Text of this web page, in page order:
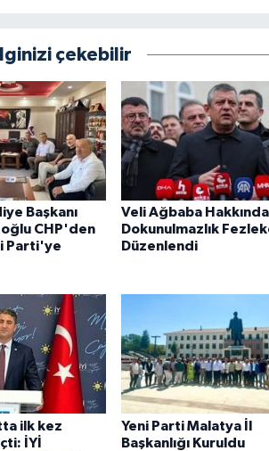
çekebilir
Başkanı
CHP'den
Parti'ye
Veli Ağbaba Hakkında
Dokunulmazlık
Düzenlendi
ilk kez
İYİ
Yeni Parti Malatya İl
Başkanlığı Kuruldu